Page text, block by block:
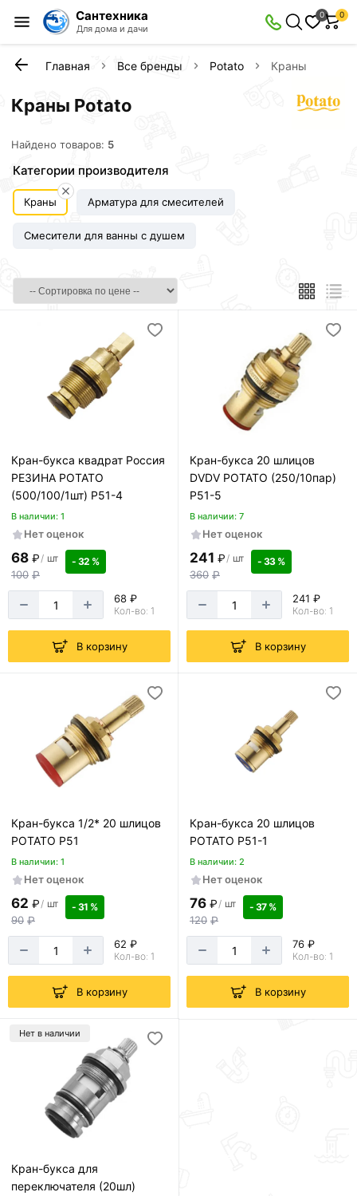
Сантехника
Для дома и дачи
0 0
Главная Все бренды Potato Краны
Краны Potato
Найдено товаров: 5
Категории производителя
Краны Арматура для смесителей
Смесители для ванны с душем
Кран-букса квадрат Россия
РЕЗИНА РОТАТО
(500/100/1шт) Р51-4
В наличии: 1
Нет оценок
68 ₽/ шт
100 ₽
- 32 %
68 ₽
Кол-во: 1
В корзину
Кран-букса 20 шлицов
DVDV РОТАТО (250/10пар)
Р51-5
В наличии: 7
Нет оценок
241 ₽/ шт
360 ₽
- 33 %
241 ₽
Кол-во: 1
В корзину
Кран-букса 1/2* 20 шлицов
РОТАТО P51
В наличии: 1
Нет оценок
62 ₽/ шт
90 ₽
- 31 %
62 ₽
Кол-во: 1
В корзину
Кран-букса 20 шлицов
РОТАТО Р51-1
В наличии: 2
Нет оценок
76 ₽/ шт
120 ₽
- 37 %
76 ₽
Кол-во: 1
В корзину
Нет в наличии
Кран-букса для
переключателя (20шл)